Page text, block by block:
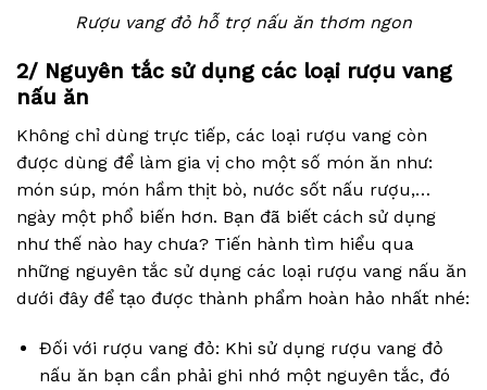
Rượu vang đỏ hỗ trợ nấu ăn thơm ngon
2/ Nguyên tắc sử dụng các loại rượu vang
nấu ăn
Không chỉ dùng trực tiếp, các loại rượu vang còn
được dùng để làm gia vị cho một số món ăn như:
món súp, món hầm thịt bò, nước sốt nấu rượu,…
ngày một phổ biến hơn. Bạn đã biết cách sử dụng
như thế nào hay chưa? Tiến hành tìm hiểu qua
những nguyên tắc sử dụng các loại rượu vang nấu ăn
dưới đây để tạo được thành phẩm hoàn hảo nhất nhé:
Đối với rượu vang đỏ: Khi sử dụng rượu vang đỏ
nấu ăn bạn cần phải ghi nhớ một nguyên tắc, đó